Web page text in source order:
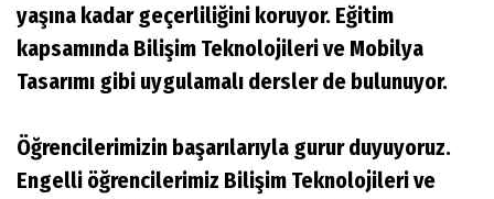
yaşına kadar geçerliliğini koruyor. Eğitim
kapsamında Bilişim Teknolojileri ve Mobilya
Tasarımı gibi uygulamalı dersler de bulunuyor.
Öğrencilerimizin başarılarıyla gurur duyuyoruz.
Engelli öğrencilerimiz Bilişim Teknolojileri ve